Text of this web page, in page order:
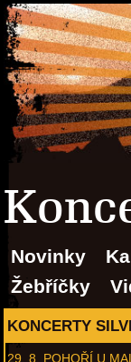
Novinky
Žebříčky
KONCERTY
29. 8. POHOŘÍ U